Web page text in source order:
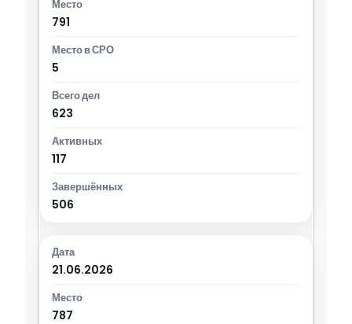
791
5
623
117
506
21.06.2026
787